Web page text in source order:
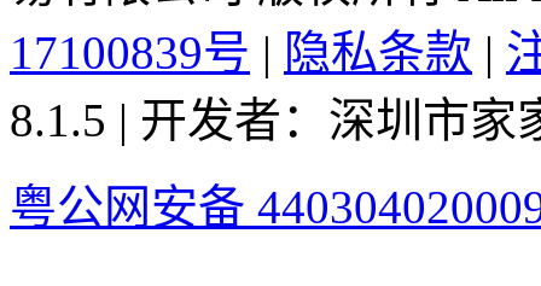
17100839号 | 隐私条款 |
8.1.5 | 开发者：深圳市
粤公网安备